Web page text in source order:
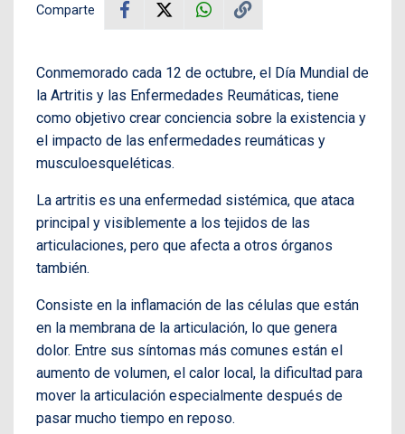
Comparte
Conmemorado cada 12 de octubre, el Día Mundial de
la Artritis y las Enfermedades Reumáticas, tiene
como objetivo crear conciencia sobre la existencia y
el impacto de las enfermedades reumáticas y
musculoesqueléticas.
La artritis es una enfermedad sistémica, que ataca
principal y visiblemente a los tejidos de las
articulaciones, pero que afecta a otros órganos
también.
Consiste en la inflamación de las células que están
en la membrana de la articulación, lo que genera
dolor. Entre sus síntomas más comunes están el
aumento de volumen, el calor local, la dificultad para
mover la articulación especialmente después de
pasar mucho tiempo en reposo.